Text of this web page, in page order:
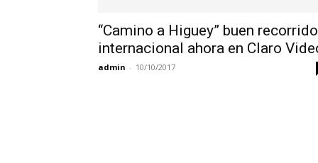
“Camino a Higuey” buen recorrido
internacional ahora en Claro
admin - 10/10/2017